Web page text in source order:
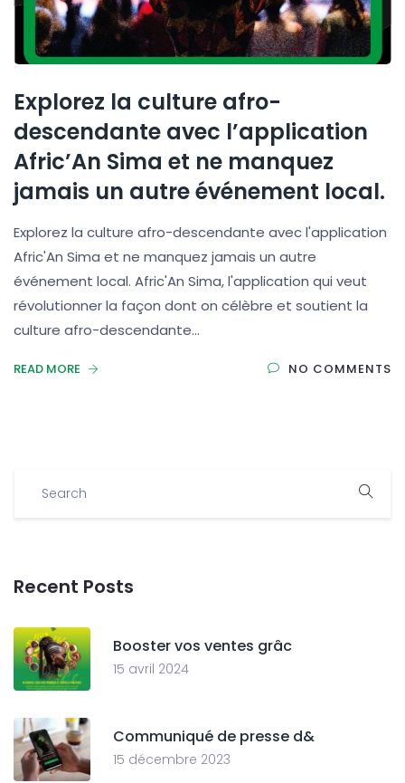
Explorez la culture afro-
descendante avec l’application
Afric’An Sima et ne manquez
jamais un autre événement local.
Explorez la culture afro-descendante avec l'application
Afric'An Sima et ne manquez jamais un autre
événement local. Afric'An Sima, l'application qui veut
révolutionner la façon dont on célèbre et soutient la
culture afro-descendante...
READ MORE NO COMMENTS
Recent Posts
Booster vos ventes grâc
15 avril 2024
Communiqué de presse d&
15 décembre 2023